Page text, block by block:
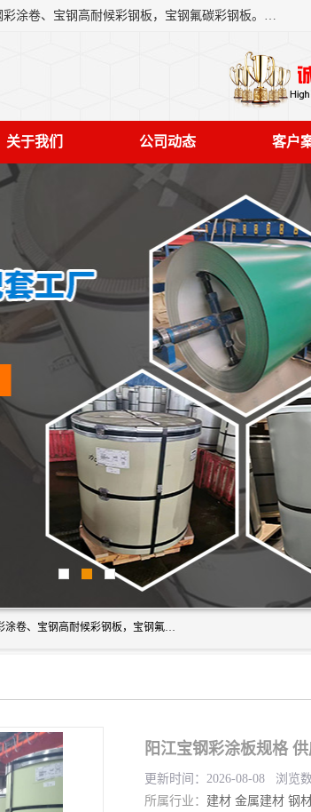
上海轩本实业有限公司主营产品：宝钢彩钢板、宝钢彩钢卷、宝钢彩涂板、宝钢彩涂卷、宝钢高耐候彩钢板，宝钢氟碳彩钢板。是一家集钢铁贸易，物流、加工为一体的产业全配套公司。
关于我们 公司动态 客户
上海轩本实业有限公司主营产品：宝钢彩钢板、宝钢彩钢卷、宝钢彩涂板、宝钢彩涂卷、宝钢高耐候彩钢板，宝钢氟碳彩钢板。是一家集钢铁贸易，物流、加工为一体的产业全配套公司。
阳江宝钢彩涂板规格
更新时间：2026-08-08 浏览
所属行业： 建材 金属建材 钢